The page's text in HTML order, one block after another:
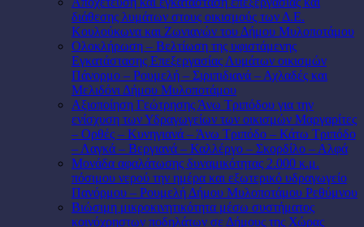
διάθεσης λυμάτων στους οικισμούς των Δ.Ε.
Κουλούκωνα και Ζωνιανών του Δήμου Μυλοποτάμου
Ολοκλήρωση – Βελτίωση της υφιστάμενης
Εγκατάστασης Επεξεργασίας Λυμάτων οικισμών
Πάνορμο – Ρουμελή – Σιριπιδιανά – Αχλαδές και
Μελιδόνι Δήμου Μυλοποτάμου
Αξιοποίηση Γεώτρησης Άνω Τριπόδου για την
ενίσχυση των Υδραγωγείων των οικισμών Μαργαρίτες
– Ορθές – Κυνηγιανά – Άνω Τριπόδο – Κάτω Τριπόδο
– Λαγκά – Βεργιανά – Καλλέργο – Σκορδίλο – Αλφά
Μονάδα αφαλάτωσης δυναμικότητας 2.000 κ.μ.
πόσιμου νερού την ημέρα και εξωτερικό υδραγωγείο
Πανόρμου – Ρουμελή Δήμου Μυλοποτάμου Ρεθύμνου
Βιώσιμη μικροκινητικότητα μέσω συστήματος
κοινόχρηστων ποδηλάτων σε Δήμους της Χώρας